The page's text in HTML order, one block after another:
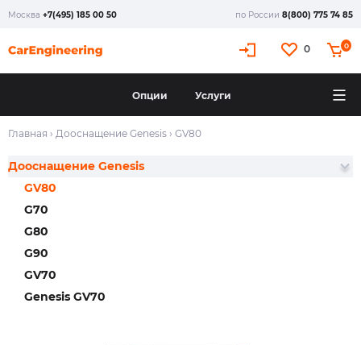
Москва +7(495) 185 00 50 по России 8(800) 775 74 85
0 0
Опции Услуги
Главная › Дооснащение Genesis › GV80
Дооснащение Genesis
Genesis GV70
G70
G80
G90
GV70
GV80